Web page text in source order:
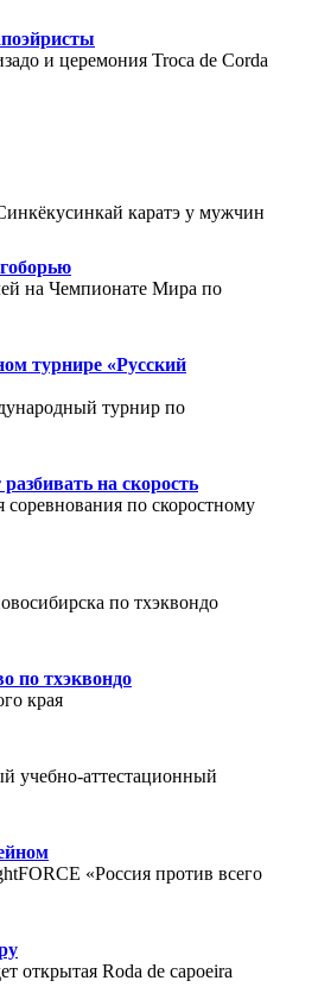
и церемония Troca de Corda
каратэ у мужчин
на Чемпионате Мира по
турнире «Русский
турнир по
на скорость
по скоростному
по тхэквондо
по тхэквондо
края
учебно-аттестационный
«Россия против всего
открытая Roda de capoeira